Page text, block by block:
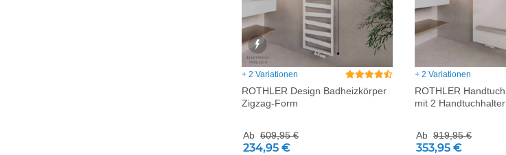
+ 2 Variationen
ROTHLER Design Badheizkörper
Zigzag-Form
Ab 609,95 €
234,95 €
+ 2 Variationen
ROTHLER
mit 2
Ab 919,95 €
353,95 €